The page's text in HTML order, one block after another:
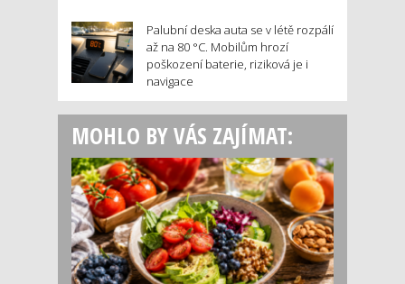
Palubní deska auta se v létě rozpálí
až na 80 °C. Mobilům hrozí
poškození baterie, riziková je i
navigace
MOHLO BY VÁS ZAJÍMAT: